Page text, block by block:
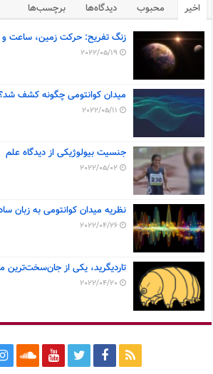
اخیر محبوب دیدگاه‌ها برچسب‌ها
زنگ تفریح: حرکت زمین، ساعت و
2022/05/19
میدان کوانتومی چگونه کشف
2022/05/11
جنسیت بیولوژیکی از دیدگاه علم
2022/05/02
نظریه میدان کوانتومی به زبان
2022/04/26
تاردیگرید، یکی از جان‌سخت‌ترین
2022/04/20